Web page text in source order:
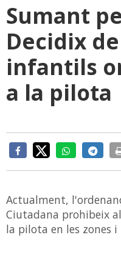
Sumant
Decidix
infantils
a la pilota
Actualment,
Ciutadana prohibeix
la pilota en les zones